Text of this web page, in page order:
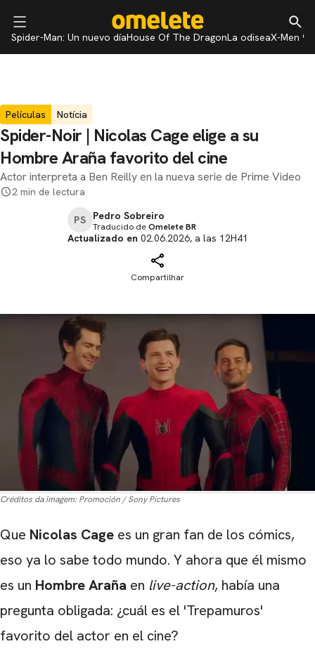
Spider-Man: Un nuevo díaHouse Of The DragonLa odiseaX-Men 97
Películas Notícia
Spider-Noir | Nicolas Cage elige a su
Hombre Araña favorito del cine
Actor interpreta a Ben Reilly en la nueva serie de Prime Video
2 min de lectura
PS Pedro Sobreiro
Traducido deOmelete BR
Actualizado en 02.06.2026, a las 12H41
Compartilhar
Créditos da imagem: Promoción / Sony Pictures
Que Nicolas Cage es un gran fan de los cómics,
eso ya lo sabe todo mundo. Y ahora que él mismo
es un Hombre Araña en live-action, había una
pregunta obligada: ¿cuál es el 'Trepamuros'
favorito del actor en el cine?